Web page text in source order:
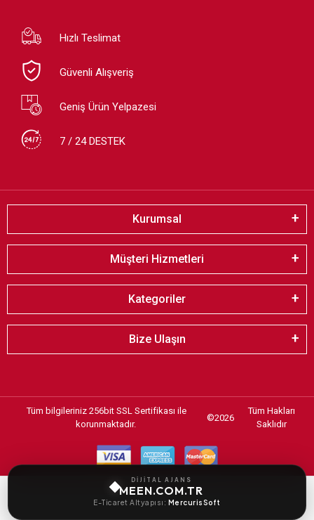
Hızlı Teslimat
Güvenli Alışveriş
Geniş Ürün Yelpazesi
7 / 24 DESTEK
Kurumsal
Müşteri Hizmetleri
Kategoriler
Bize Ulaşın
Tüm bilgileriniz 256bit SSL Sertifikası ile
korunmaktadır.
©2026
Tüm Hakları
Saklıdır
E-Ticaret Altyapısı: MercurisSoft
DİJİTAL AJANS
MEEN.COM.TR